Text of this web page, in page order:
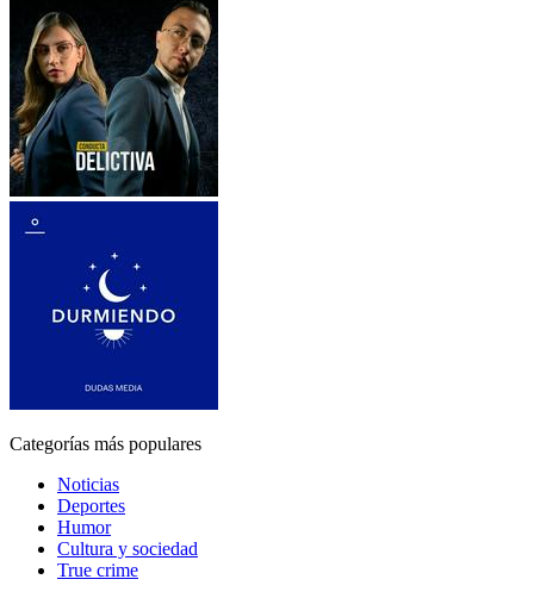
Categorías más populares
Noticias
Deportes
Humor
Cultura y sociedad
True crime